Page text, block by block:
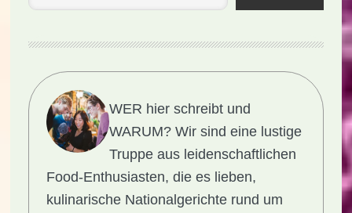
WER hier schreibt und
WARUM? Wir sind eine lustige
Truppe aus leidenschaftlichen
Food-Enthusiasten, die es lieben,
kulinarische Nationalgerichte rund um